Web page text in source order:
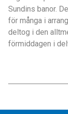
Sundins banor.
för många i
deltog i den
förmiddagen i